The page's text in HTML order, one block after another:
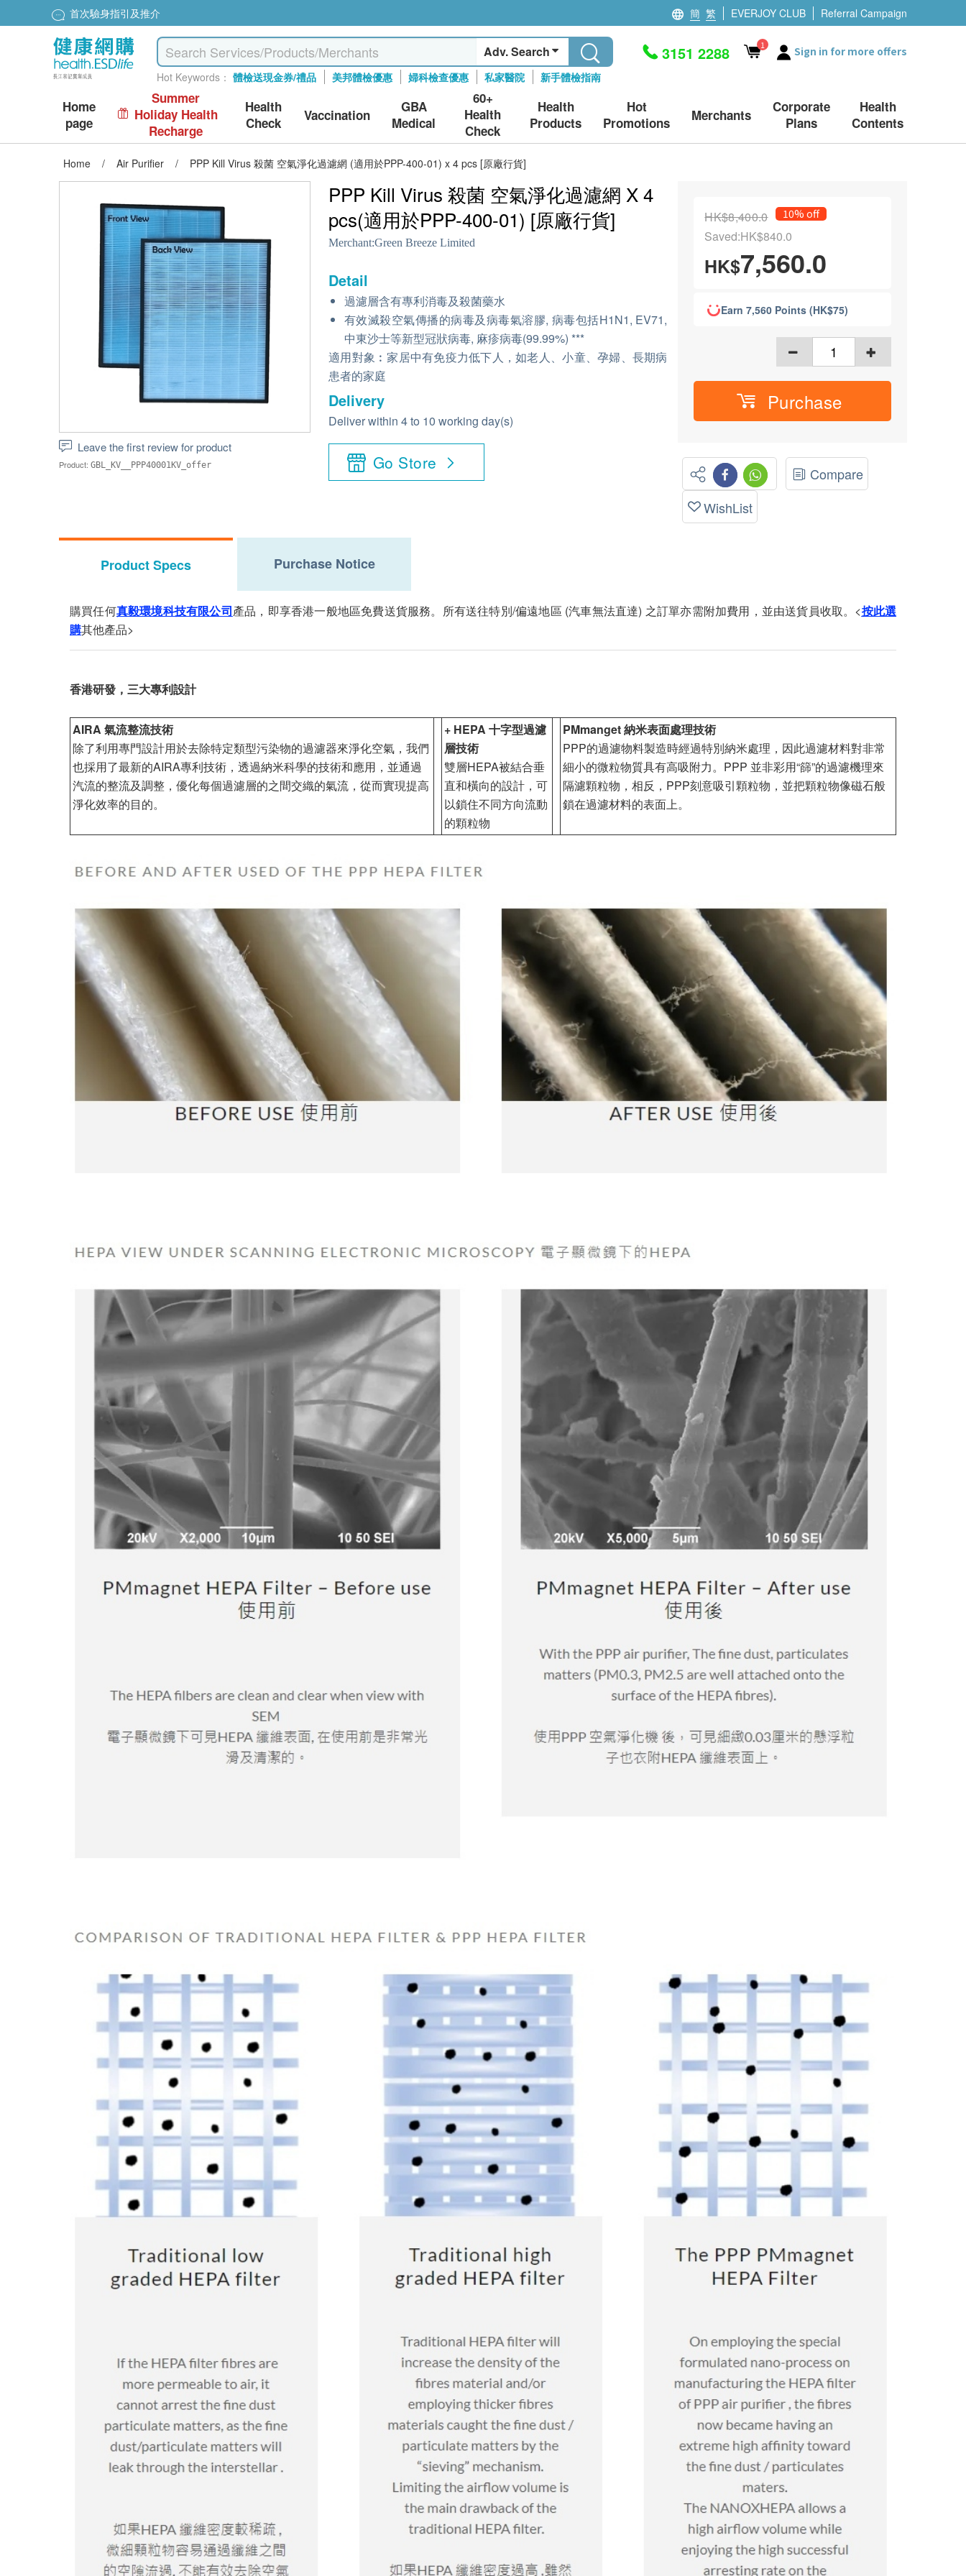
Special price $200 to redeem dyson hairdryer 簡 繁 EVERJOY CLUB Referral Campaign
Adv. Search
Hot Keywords： 體檢送現金券/禮品 美邦體檢優惠 婦科檢查優惠 私家醫院 新手體檢指南
3151 2288 1 Sign in for more offers
Home
page
Summer
Holiday Health
Recharge
Health
Check
Vaccination
GBA
Medical
60+
Health
Check
Health
Products
Hot
Promotions
Merchants
Corporate
Plans
Health
Contents
Home / Air Purifier / PPP Kill Virus 殺菌 空氣淨化過濾網 (適用於PPP-400-01) x 4 pcs [原廠行貨]
Leave the first review for product
Product: GBL_KV__PPP40001KV_offer
PPP Kill Virus 殺菌 空氣淨化過濾網 X 4
pcs(適用於PPP-400-01) [原廠行貨]
Merchant:Green Breeze Limited
Detail
過濾層含有專利消毒及殺菌藥水
有效滅殺空氣傳播的病毒及病毒氣溶膠, 病毒包括H1N1, EV71,
中東沙士等新型冠狀病毒, 麻疹病毒(99.99%) ***
適用對象︰家居中有免疫力低下人，如老人、小童、孕婦、長期病
患者的家庭
Delivery
Deliver within 4 to 10 working day(s)
Go Store
HK$8,400.0 10% off
Saved:HK$840.0
HK$7,560.0
Earn 7,560 Points (HK$75)
Purchase
Compare
WishList
Product Specs Purchase Notice
購買任何真毅環境科技有限公司產品，即享香港一般地區免費送貨服務。所有送往特別/偏遠地區 (汽車無法直達) 之訂單亦需附加費用，並由送貨員收取。<按此選
購其他產品>
香港研發，三大專利設計
AIRA 氣流整流技術
除了利用專門設計用於去除特定類型污染物的過濾器來淨化空氣，我們
也採用了最新的AIRA專利技術，透過納米科學的技術和應用，並通過
汽流的整流及調整，優化每個過濾層的之間交織的氣流，從而實現提高
淨化效率的目的。
+ HEPA 十字型過濾
層技術
雙層HEPA被結合垂
直和橫向的設計，可
以鎖住不同方向流動
的顆粒物
PMmanget 納米表面處理技術
PPP的過濾物料製造時經過特別納米處理，因此過濾材料對非常
細小的微粒物質具有高吸附力。PPP 並非彩用“篩”的過濾機理來
隔濾顆粒物，相反，PPP刻意吸引顆粒物，並把顆粒物像磁石般
鎖在過濾材料的表面上。